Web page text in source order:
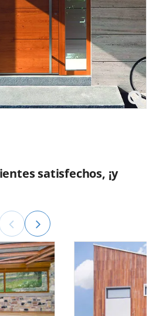
satisfechos, ¡y